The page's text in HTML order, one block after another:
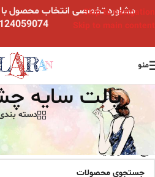
Skip to navigation
Skip to main content
مشاوره تخصصی انتخاب محصول
منو
پالت سایه
دسته
محصولات برچسب خورده “پالت
هیچ محصولی یافت نشد.